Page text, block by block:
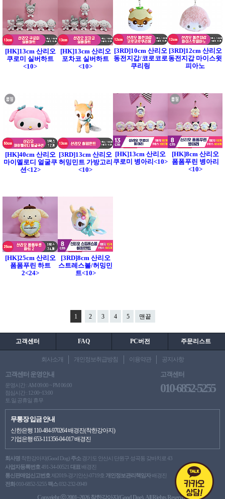
[HK]13cm 산리오
쿠로미 실버하트
<10>
[HK]13cm 산리오
포차코 실버하트
<10>
[3RD]10cm 산리오
동전지갑/코로코로
쿠리링
[3RD]12cm 산리오
동전지갑 마이스윗
피아노
[HK]40cm 산리오
마이멜로디 얼굴쿠
션<12>
[3RD]13cm 산리오
허밍민트 가방고리
<10>
[HK]13cm 산리오
쿠로미 병아리<10>
[HK]8cm 산리오
폼폼푸린 병아리
<10>
[HK]25cm 산리오
폼폼푸린 하트
2<24>
[3RD]8cm 산리오
스트레스볼/허밍민
트<10>
1 2 3 4 5 맨끝
고객센터 FAQ PC버전 주문리스트
회사소개 개인정보취급방침 이용약관 공지사항
고객센터 운영안내
운영시간 : AM 09:00 ~ PM 06:00
점심시간 : 12:00~13:00
토.일.공휴일 휴무
고객센터
010-6852-5255
무통장 입금 안내
신한은행 110-484-970264 배경진(착한강아지)
기업은행 653-111356-04-017 배경진
회사명 착한강아지(Good Dog) 주소 경기도 안산시 단원구 성곡동 갖바치로 43
사업자등록번호491-34-00521 대표 배경진
통신판매업신고번호 제2019-경기안산-0719호 개인정보관리책임자배경진
전화010-6852-5255 팩스032-232-0949
Copyright ⓒ 2001~2026 착한강아지(Good Dog). All Rights Reserved.